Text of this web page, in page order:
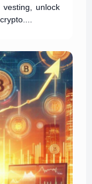
vesting, unlock